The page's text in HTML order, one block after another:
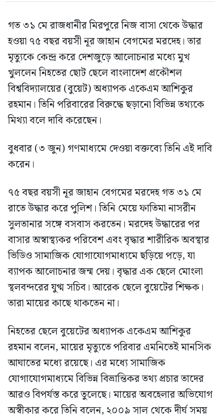
গত ৩১ মে রাজধানীর মিরপুরে নিজ বাসা থেকে উদ্ধার
হওয়া ৭৫ বছর বয়সী নূর জাহান বেগমের মরদেহ। তার
মৃত্যুকে কেন্দ্র করে দেশজুড়ে আলোচনার মধ্যে মুখ
খুললেন নিহতের ছোট ছেলে বাংলাদেশ প্রকৌশল
বিশ্ববিদ্যালয়ের (বুয়েট) অধ্যাপক একেএম আশিকুর
রহমান। তিনি পরিবারের বিরুদ্ধে ছড়ানো বিভিন্ন তথ্যকে
মিথ্যা বলে দাবি করেছেন।
বুধবার (৩ জুন) গণমাধ্যমে দেওয়া বক্তব্যে তিনি এই দাবি
করেন।
৭৫ বছর বয়সী নূর জাহান বেগমের মরদেহ গত ৩১ মে
রাতে উদ্ধার করে পুলিশ। তিনি মেয়ে ফাতিমা নাসরীন
সুলতানার সঙ্গে বসবাস করতেন। মরদেহ উদ্ধারের পর
বাসার অস্বাস্থ্যকর পরিবেশ এবং বৃদ্ধার শারীরিক অবস্থার
ভিডিও সামাজিক যোগাযোগমাধ্যমে ছড়িয়ে পড়ে, যা
ব্যাপক আলোচনার জন্ম দেয়। বৃদ্ধার এক ছেলে মোংলা
স্থলবন্দরের যুগ্ম সচিব। আরেক ছেলে বুয়েটের শিক্ষক।
তারা মায়ের কাছে থাকতেন না।
নিহতের ছেলে বুয়েটের অধ্যাপক একেএম আশিকুর
রহমান বলেন, মায়ের মৃত্যুতে পরিবার এমনিতেই মানসিক
আঘাতের মধ্যে রয়েছে। এর মধ্যে সামাজিক
যোগাযোগমাধ্যমে বিভিন্ন বিভ্রান্তিকর তথ্য প্রচার তাদের
আরও বিপর্যস্ত করে তুলেছে। মায়ের অবহেলার অভিযোগ
অস্বীকার করে তিনি বলেন, ২০০৯ সাল থেকে দীর্ঘ সময়